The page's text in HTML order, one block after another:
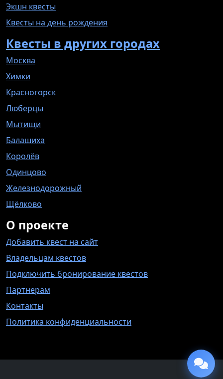
Экшн квесты
Квесты на день рождения
Квесты в других городах
Москва
Химки
Красногорск
Люберцы
Мытищи
Балашиха
Королёв
Одинцово
Железнодорожный
Щёлково
О проекте
Добавить квест на сайт
Владельцам квестов
Подключить бронирование квестов
Партнерам
Контакты
Политика конфиденциальности